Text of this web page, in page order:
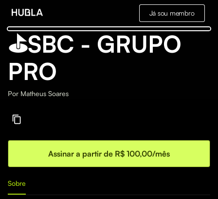
Já sou membro
⛳️SBC - GRUPO
PRO
Por Matheus Soares
Assinar a partir de R$ 100,00/mês
Sobre